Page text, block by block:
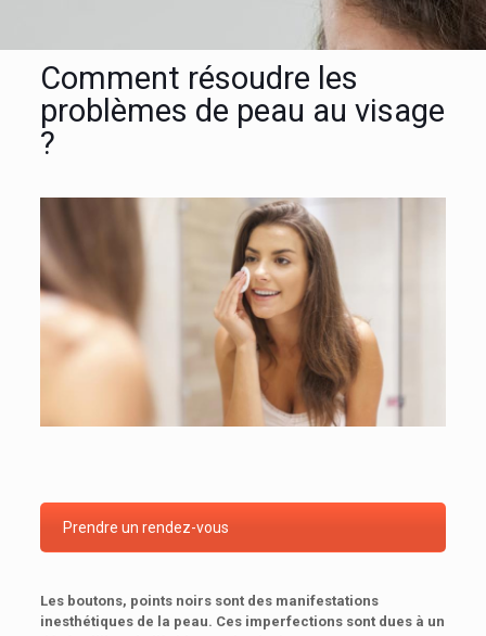
Comment résoudre les
problèmes de peau au visage
?
Prendre un rendez-vous
Les boutons, points noirs sont des manifestations
inesthétiques de la peau. Ces imperfections sont dues à un